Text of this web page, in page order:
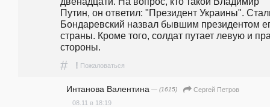
Путин, он ответил: "Президент Украины".
Бондаревский назвал бывшим президентом
страны. Кроме того, солдат путает левую и
стороны.
# ! Пожаловаться
Интанова Валентина — (1615)
Сергей Петров
08.11 в 18:19